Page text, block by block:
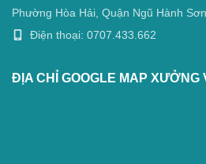
Phường Hòa Hải, Quận Ngũ Hành
Điện thoại: 0707.433.662
ĐỊA CHỈ GOOGLE MAP XƯỞNG